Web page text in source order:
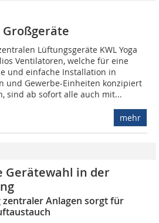
Großgeräte
Lüftungsgeräte KWL Yoga
Ventilatoren, welche für eine
und einfache Installation in
und Gewerbe-Einheiten konzipiert
sind ab sofort alle auch mit...
mehr
Gerätewahl in der
zentraler Anlagen sorgt für